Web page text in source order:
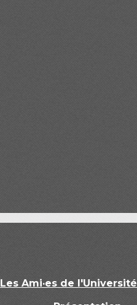
Les Ami·es de l'Université